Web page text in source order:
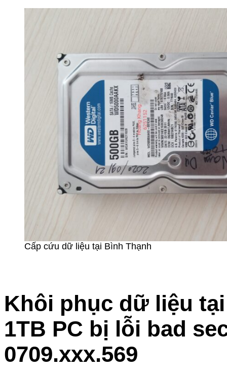
Cấp cứu dữ liệu tại Bình Thạnh
Khôi phục dữ liệu
1TB PC bị lỗi bad
0709.xxx.569